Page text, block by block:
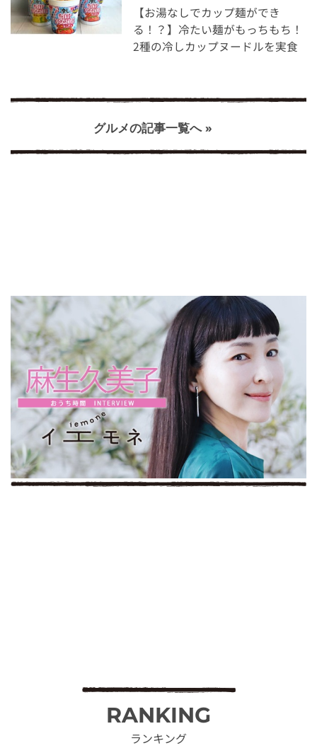
【お湯なしでカップ麺ができ
る！？】冷たい麺がもっちもち！
2種の冷しカップヌードルを実食
グルメの記事一覧へ »
RANKING
ランキング